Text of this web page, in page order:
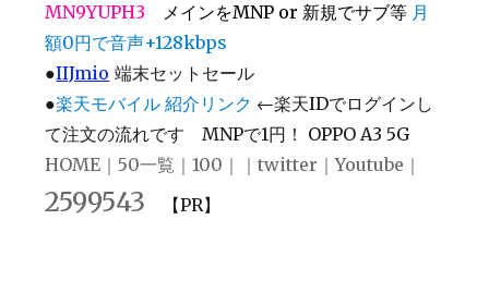
MN9YUPH3
メインをMNP or 新規でサブ等 月
額0円で音声+128kbps
●IIJmio 端末セットセール
●楽天モバイル 紹介リンク ←楽天IDでログインし
て注文の流れです MNPで1円！ OPPO A3 5G
HOME ｜ 50一覧 ｜100 ｜｜twitter ｜Youtube ｜
2599543 【PR】